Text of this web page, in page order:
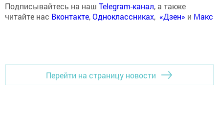
Подписывайтесь на наш Telegram-канал, а также
читайте нас Вконтакте,Одноклассниках, «Дзен» и Макс
Перейти на страницу новости